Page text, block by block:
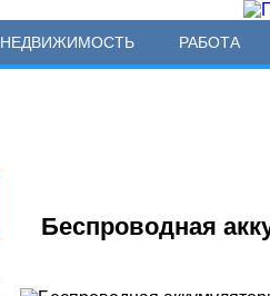
НЕДВИЖИМОСТЬ РАБОТА
Беспроводная